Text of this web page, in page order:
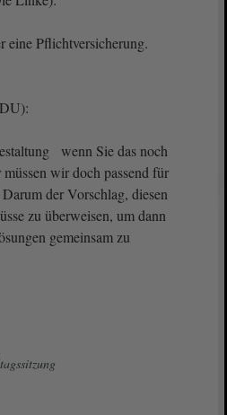
eine Pflichtversicherung.
wenn Sie das noch
wir doch passend für
der Vorschlag, diesen
zu überweisen, um dann
gemeinsam zu